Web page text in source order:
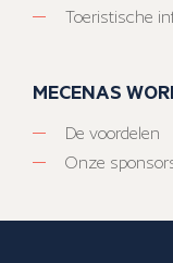
Toeristische
MECENAS
De voordelen
Onze